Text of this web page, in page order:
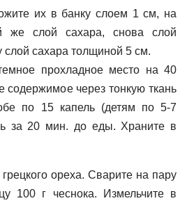
их в банку слоем 1 см, на
же слой сахара, снова слой
слой сахара толщиной 5 см.
прохладное место на 40
содержимое через тонкую ткань
по 15 капель (детям по 5-7
за 20 мин. до еды. Храните в
ореха. Сварите на пару
100 г чеснока. Измельчите в